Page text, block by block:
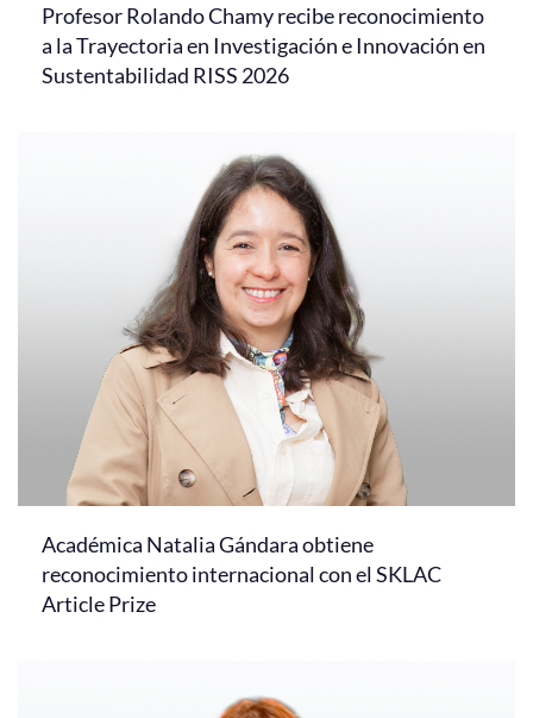
Profesor Rolando Chamy recibe reconocimiento
a la Trayectoria en Investigación e Innovación en
Sustentabilidad RISS 2026
Académica Natalia Gándara obtiene
reconocimiento internacional con el SKLAC
Article Prize